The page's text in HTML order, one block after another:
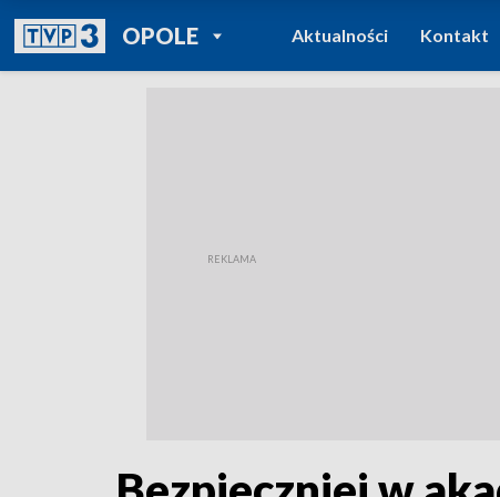
OPOLEPOWRÓT DO
TVP REGIONY
Aktualności Kontakt